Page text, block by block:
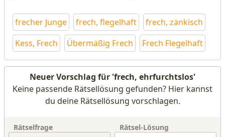
frecher Junge frech, flegelhaft
frech, zänkisch
Kess, Frech
Übermäßig Frech Frech Flegelhaft
Neuer Vorschlag für 'frech, ehrfurchtslos'
Keine passende Rätsellösung gefunden? Hier kannst
du deine Rätsellösung vorschlagen.
Rätselfrage Rätsel-Lösung